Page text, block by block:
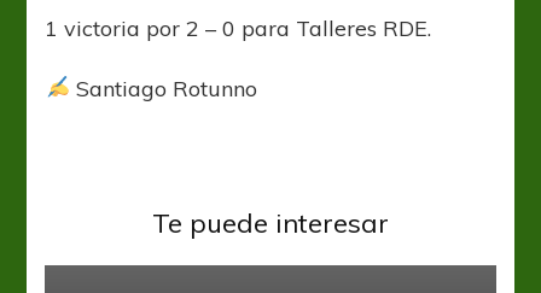
1 victoria por 2 – 0 para Talleres RDE.
Santiago Rotunno
Te puede interesar
Barracas Central piensa en el